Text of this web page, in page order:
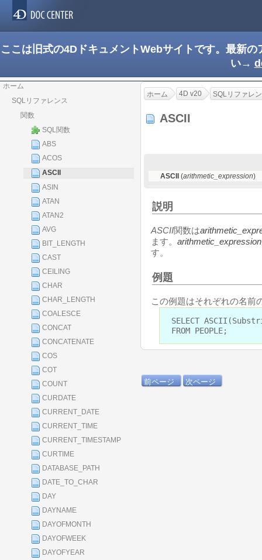
ここは旧式の4DドキュメントWebサイトです。最新
い→
ホーム
SQLリファレンス
関数
SQL関数
ABS
ACOS
ASCII
ASIN
ATAN
ATAN2
AVG
BIT_LENGTH
CAST
CEILING
CHAR
CHAR_LENGTH
COALESCE
CONCAT
CONCATENATE
COS
COT
COUNT
CURDATE
CURRENT_DATE
CURRENT_TIME
CURRENT_TIMESTAMP
CURTIME
DATABASE_PATH
DATE_TO_CHAR
DAY
DAYNAME
DAYOFMONTH
DAYOFWEEK
DAYOFYEAR
ホーム 4D v20 SQLリファレ
ASCII
ASCII (arithmetic_expression)
説明
ASCII関数は
ます。 arithmetic_expression
す。
例題
この例題はそれぞれの名前
SELECT
FROM PEOPLE;
前ページ 次ページ